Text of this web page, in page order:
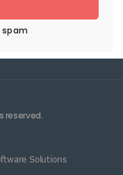
reserved.
Solutions